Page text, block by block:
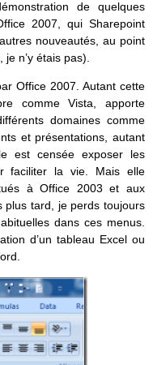
de quelques
2007, qui Sharepoint
nouveautés, au point
je n’y étais pas).
Office 2007. Autant cette
comme Vista, apporte
domaines comme
et présentations, autant
est censée exposer les
faciliter la vie. Mais elle
à Office 2003 et aux
plus tard, je perds toujours
dans ces menus.
d’un tableau Excel ou